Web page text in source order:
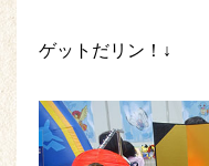
ゲットだリン！↓